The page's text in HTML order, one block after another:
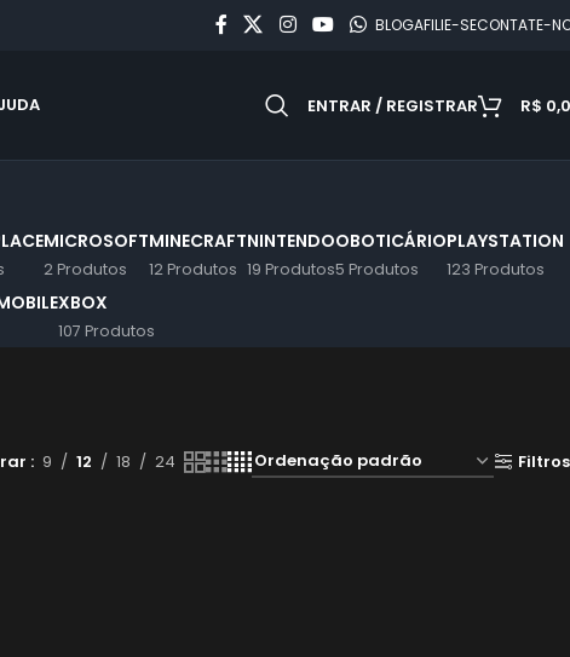
BLOGAFILIE-SECONTATE-
ENTRAR / REGISTRAR R$
MICROSOFT
2 Produtos
MINECRAFT
12 Produtos
NINTENDO
19 Produtos
OBOTICÁRIO
5 Produtos
PLAYSTATION
123 Produtos
XBOX
107 Produtos
9 12 18 24 Filtros